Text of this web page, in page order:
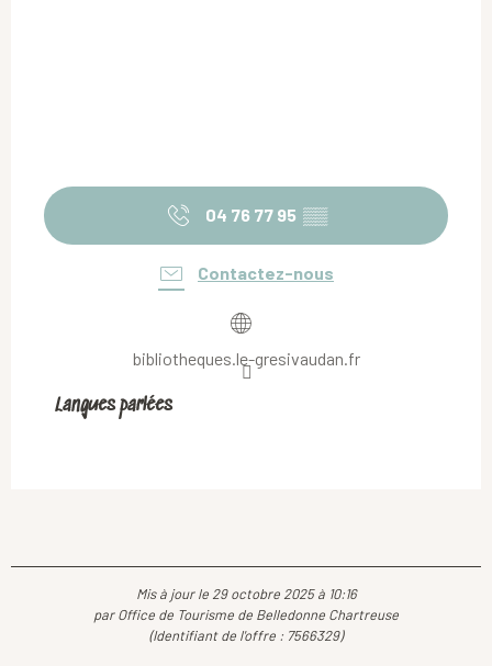
04 76 77 95 ▒▒
Contactez-nous
bibliotheques.le-gresivaudan.fr
Langues parlées
Langues parlées
Mis à jour le 29 octobre 2025 à 10:16
par Office de Tourisme de Belledonne Chartreuse
(Identifiant de l'offre : 7566329)